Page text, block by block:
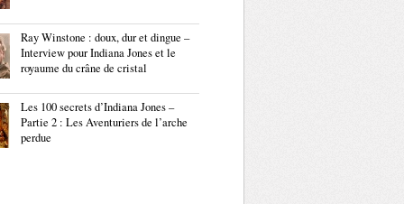
Ray Winstone : doux, dur et dingue –
Interview pour Indiana Jones et le
royaume du crâne de cristal
Les 100 secrets d’Indiana Jones –
Partie 2 : Les Aventuriers de l’arche
perdue